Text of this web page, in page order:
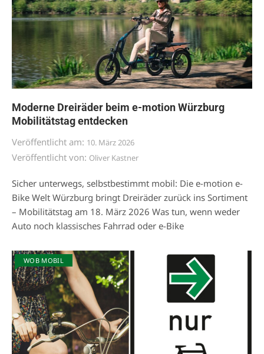
Moderne Dreiräder beim e-motion Würzburg
Mobilitätstag entdecken
Veröffentlicht am: 10. März 2026
Veröffentlicht von: Oliver Kastner
Sicher unterwegs, selbstbestimmt mobil: Die e-motion e-
Bike Welt Würzburg bringt Dreiräder zurück ins Sortiment
– Mobilitätstag am 18. März 2026 Was tun, wenn weder
Auto noch klassisches Fahrrad oder e-Bike
WOB MOBIL